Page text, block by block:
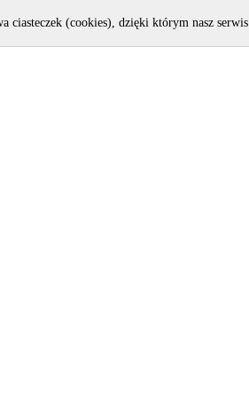
ciasteczek (cookies), dzięki którym nasz